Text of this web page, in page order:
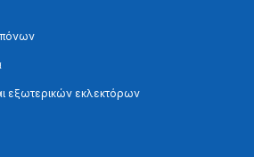
εξωτερικών εκλεκτόρων